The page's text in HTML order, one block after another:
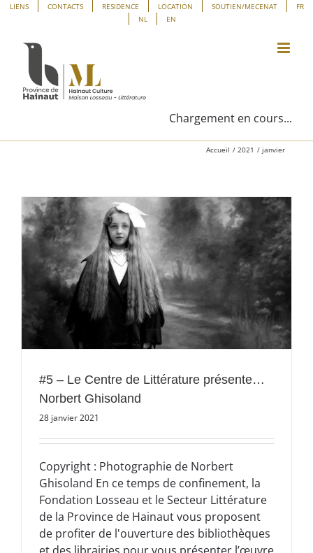
Panneau de gestion des cookies
Passer
contenu
LIENS CONTACTS RESIDENCE LOCATION SOUTIEN/MECENAT
FR
NL
EN
Chargement en cours...
Accueil 2021 janvier
#5 – Le Centre de Littérature présente…
Norbert Ghisoland
28 janvier 2021
Copyright : Photographie de Norbert
Ghisoland En ce temps de confinement, la
Fondation Losseau et le Secteur Littérature
de la Province de Hainaut vous proposent
de profiter de l'ouverture des bibliothèques